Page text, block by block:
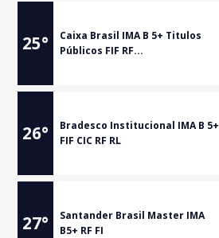
25°
Caixa Brasil IMA B 5+ Titulos
Públicos FIF RF...
26°
Bradesco Institucional IMA B 5+
FIF CIC RF RL
27°
Santander Brasil Master IMA
B5+ RF FI